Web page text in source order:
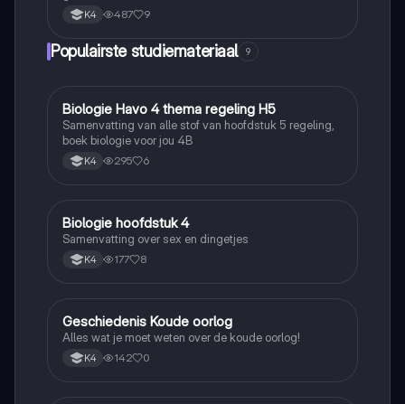
K4 487 9
Populairste studiemateriaal 9
Biologie
Biologie Havo 4 thema regeling H5
Samenvatting van alle stof van hoofdstuk 5 regeling,
boek biologie voor jou 4B
K4 295 6
Biologie
Biologie hoofdstuk 4
Samenvatting over sex en dingetjes
K4 177 8
Geschiedenis
Geschiedenis Koude oorlog
Alles wat je moet weten over de koude oorlog!
K4 142 0